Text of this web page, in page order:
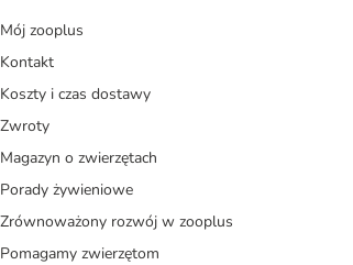
Mój zooplus
Kontakt
Koszty i czas dostawy
Zwroty
Magazyn o zwierzętach
Porady żywieniowe
Zrównoważony rozwój w zooplus
Pomagamy zwierzętom